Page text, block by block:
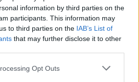
information by third parties on the
participants. This information may
to third parties on the IAB’s List of
that may further disclose it to other
Opt Outs
што статистиката
не може - одговорот на
ќе се вратат зависи
се случило во декември
ден потоа - и кои биле тие,